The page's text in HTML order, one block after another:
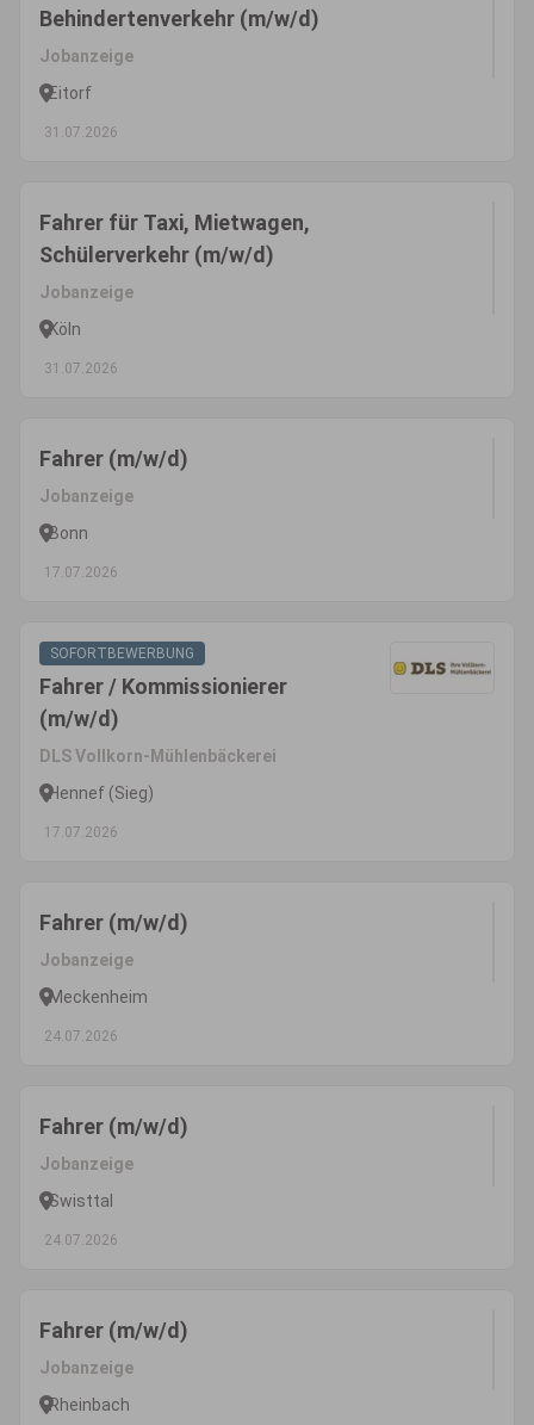
Behindertenverkehr (m/w/d)
Jobanzeige
Eitorf
31.07.2026
Fahrer für Taxi, Mietwagen,
Schülerverkehr (m/w/d)
Jobanzeige
Köln
31.07.2026
Fahrer (m/w/d)
Jobanzeige
Bonn
17.07.2026
SOFORTBEWERBUNG
Fahrer / Kommissionierer
(m/w/d)
DLS Vollkorn-Mühlenbäckerei
Hennef (Sieg)
17.07.2026
Fahrer (m/w/d)
Jobanzeige
Meckenheim
24.07.2026
Fahrer (m/w/d)
Jobanzeige
Swisttal
24.07.2026
Fahrer (m/w/d)
Jobanzeige
Rheinbach